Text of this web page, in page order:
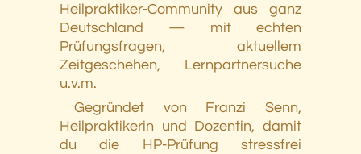
Heilpraktiker-Community aus ganz
Deutschland — mit echten
Prüfungsfragen, aktuellem
Zeitgeschehen, Lernpartnersuche
u.v.m.
Gegründet von Franzi Senn,
Heilpraktikerin und Dozentin, damit
du die HP-Prüfung stressfrei